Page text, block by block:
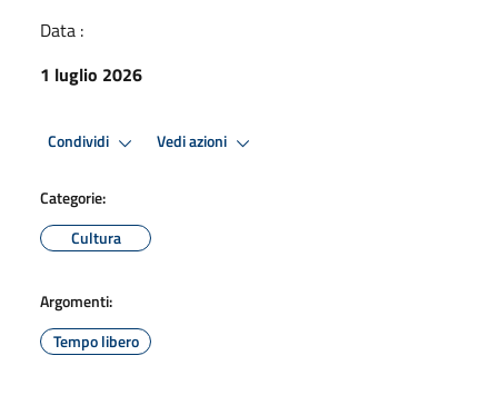
Data :
1 luglio 2026
Condividi Vedi azioni
Categorie:
Cultura
Argomenti:
Tempo libero